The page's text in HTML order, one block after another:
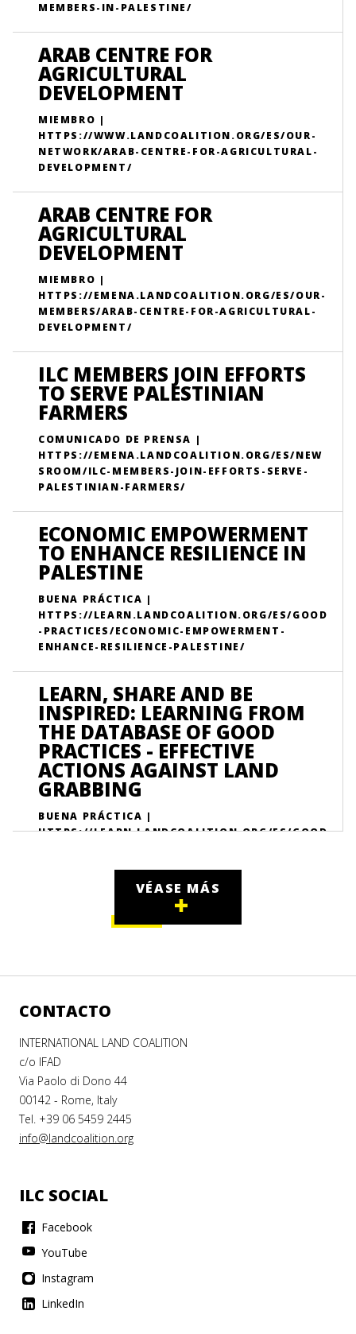
MEMBERS-IN-PALESTINE/
ARAB CENTRE FOR
AGRICULTURAL
DEVELOPMENT
MIEMBRO |
HTTPS://WWW.LANDCOALITION.ORG/ES/OUR-
NETWORK/ARAB-CENTRE-FOR-AGRICULTURAL-
DEVELOPMENT/
ARAB CENTRE FOR
AGRICULTURAL
DEVELOPMENT
MIEMBRO |
HTTPS://EMENA.LANDCOALITION.ORG/ES/OUR-
MEMBERS/ARAB-CENTRE-FOR-AGRICULTURAL-
DEVELOPMENT/
ILC MEMBERS JOIN EFFORTS
TO SERVE PALESTINIAN
FARMERS
COMUNICADO DE PRENSA |
HTTPS://EMENA.LANDCOALITION.ORG/ES/NEW
SROOM/ILC-MEMBERS-JOIN-EFFORTS-SERVE-
PALESTINIAN-FARMERS/
ECONOMIC EMPOWERMENT
TO ENHANCE RESILIENCE IN
PALESTINE
BUENA PRÁCTICA |
HTTPS://LEARN.LANDCOALITION.ORG/ES/GOOD
-PRACTICES/ECONOMIC-EMPOWERMENT-
ENHANCE-RESILIENCE-PALESTINE/
LEARN, SHARE AND BE
INSPIRED: LEARNING FROM
THE DATABASE OF GOOD
PRACTICES - EFFECTIVE
ACTIONS AGAINST LAND
GRABBING
BUENA PRÁCTICA |
HTTPS://LEARN.LANDCOALITION.ORG/ES/GOOD
EFFECTIVE-ACTIONS-AGAINST-LAND-
VÉASE MÁS
CONTACTO
INTERNATIONAL LAND COALITION
c/o IFAD
Via Paolo di Dono 44
00142 - Rome, Italy
Tel. +39 06 5459 2445
info@landcoalition.org
ILC SOCIAL
Facebook
YouTube
Instagram
LinkedIn